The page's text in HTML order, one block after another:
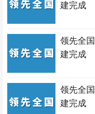
建完成
领先全
建完成
领先全
建完成